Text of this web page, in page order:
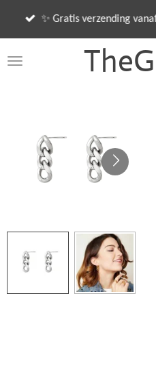
de
✨ Gratis verzending